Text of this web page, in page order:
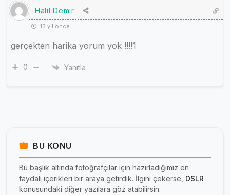
Halil Demir
13 yıl önce
gerçekten harika yorum yok !!!!1
0 Yanıtla
BU KONU
Bu başlık altında fotoğrafçılar için hazırladığımız en
faydalı içerikleri bir araya getirdik. İlgini çekerse, DSLR
konusundaki diğer yazılara göz atabilirsin.